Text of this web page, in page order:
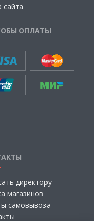
сайта
ОПЛАТЫ
директору
магазинов
самовывоза